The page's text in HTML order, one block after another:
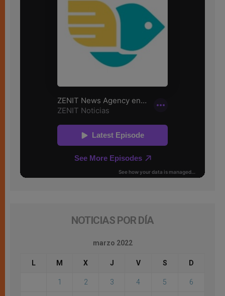
NOTICIAS POR DÍA
marzo 2022
L M X J V S D
1 2 3 4 5 6